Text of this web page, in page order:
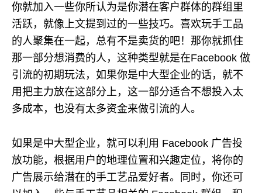
你就加入一些你所认为是你潜在客户群体的群组里
活跃，就像上文提到过的一些技巧。喜欢玩手工品
的人聚集在一起，总有不是卖货的吧！那你就抓住
那一部分想消费的人，这种类型就是在Facebook 做
引流的初期玩法，如果你是中大型企业的话，就不
用把主力放在这部分上，这一部分适合不想投入太
多成本，也没有太多资金来做引流的人。
如果是中大型企业，就可以利用 Facebook 广告投
放功能，根据用户的地理位置和兴趣定位，将你的
广告展示给潜在的手工艺品爱好者。同时，你还可